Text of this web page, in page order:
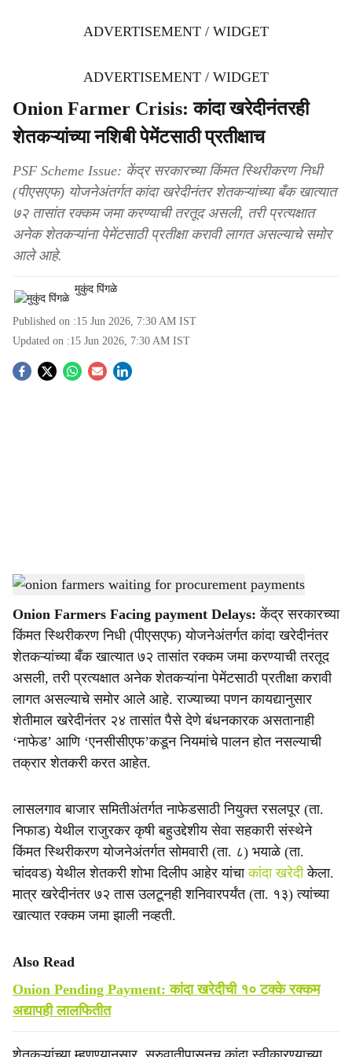
ADVERTISEMENT / WIDGET
ADVERTISEMENT / WIDGET
Onion Farmer Crisis: कांदा खरेदीनंतरही
शेतकऱ्यांच्या नशिबी पेमेंटसाठी प्रतीक्षाच
PSF Scheme Issue: केंद्र सरकारच्या किंमत स्थिरीकरण निधी
(पीएसएफ) योजनेअंतर्गत कांदा खरेदीनंतर शेतकऱ्यांच्या बँक खात्यात
७२ तासांत रक्कम जमा करण्याची तरतूद असली, तरी प्रत्यक्षात
अनेक शेतकऱ्यांना पेमेंटसाठी प्रतीक्षा करावी लागत असल्याचे समोर
आले आहे.
मुकुंद पिंगळे
Published on :15 Jun 2026, 7:30 AM IST
Updated on :15 Jun 2026, 7:30 AM IST
S
a
r
e
PSF onion procurement payment delay-Agrowon
Onion Farmers Facing payment Delays: केंद्र सरकारच्या
किंमत स्थिरीकरण निधी (पीएसएफ) योजनेअंतर्गत कांदा खरेदीनंतर
शेतकऱ्यांच्या बँक खात्यात ७२ तासांत रक्कम जमा करण्याची तरतूद
असली, तरी प्रत्यक्षात अनेक शेतकऱ्यांना पेमेंटसाठी प्रतीक्षा करावी
लागत असल्याचे समोर आले आहे. राज्याच्या पणन कायद्यानुसार
शेतीमाल खरेदीनंतर २४ तासांत पैसे देणे बंधनकारक असतानाही
‘नाफेड’ आणि ‘एनसीसीएफ’कडून नियमांचे पालन होत नसल्याची
तक्रार शेतकरी करत आहेत.
लासलगाव बाजार समितीअंतर्गत नाफेडसाठी नियुक्त रसलपूर (ता.
निफाड) येथील राजुरकर कृषी बहुउद्देशीय सेवा सहकारी संस्थेने
किंमत स्थिरीकरण योजनेअंतर्गत सोमवारी (ता. ८) भयाळे (ता.
चांदवड) येथील शेतकरी शोभा दिलीप आहेर यांचाकांदा खरेदीकेला.
मात्र खरेदीनंतर ७२ तास उलटूनही शनिवारपर्यंत (ता. १३) त्यांच्या
खात्यात रक्कम जमा झाली नव्हती.
Also Read
Onion Pending Payment: कांदा खरेदीची १० टक्के रक्कम
अद्यापही लालफितीत